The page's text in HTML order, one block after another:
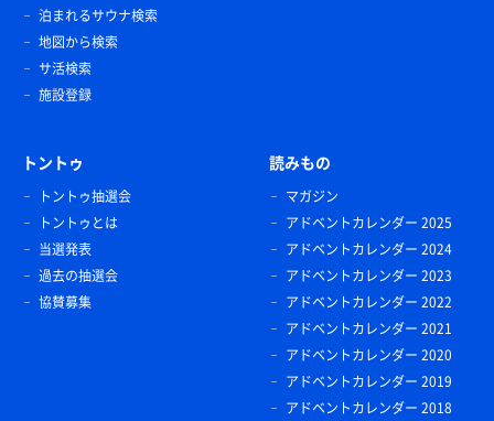
泊まれるサウナ検索
地図から検索
サ活検索
施設登録
トントゥ
トントゥ抽選会
トントゥとは
当選発表
過去の抽選会
協賛募集
読みもの
マガジン
アドベントカレンダー 2025
アドベントカレンダー 2024
アドベントカレンダー 2023
アドベントカレンダー 2022
アドベントカレンダー 2021
アドベントカレンダー 2020
アドベントカレンダー 2019
アドベントカレンダー 2018